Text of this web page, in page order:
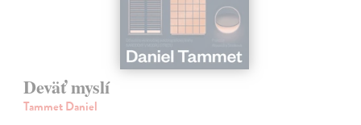
Deväť myslí
Tammet Daniel